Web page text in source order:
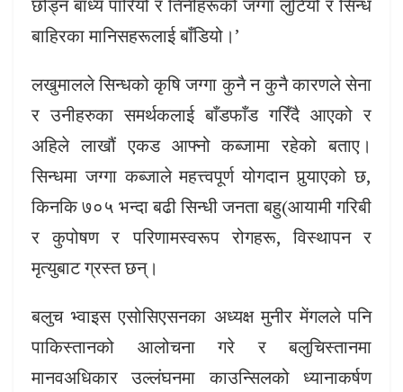
छोड्न बाध्य पारियो र तिनीहरूको जग्गा लुटियो र सिन्ध
बाहिरका मानिसहरूलाई बाँडियो।’
लखुमालले सिन्धको कृषि जग्गा कुनै न कुनै कारणले सेना
र उनीहरुका समर्थकलाई बाँडफाँड गरिँदै आएको र
अहिले लाखौं एकड आफ्नो कब्जामा रहेको बताए।
सिन्धमा जग्गा कब्जाले महत्त्वपूर्ण योगदान पुर्‍याएको छ,
किनकि ७०५ भन्दा बढी सिन्धी जनता बहु(आयामी गरिबी
र कुपोषण र परिणामस्वरूप रोगहरू, विस्थापन र
मृत्युबाट ग्रस्त छन्।
बलुच भ्वाइस एसोसिएसनका अध्यक्ष मुनीर मेंगलले पनि
पाकिस्तानको आलोचना गरे र बलुचिस्तानमा
मानवअधिकार उल्लंघनमा काउन्सिलको ध्यानाकर्षण